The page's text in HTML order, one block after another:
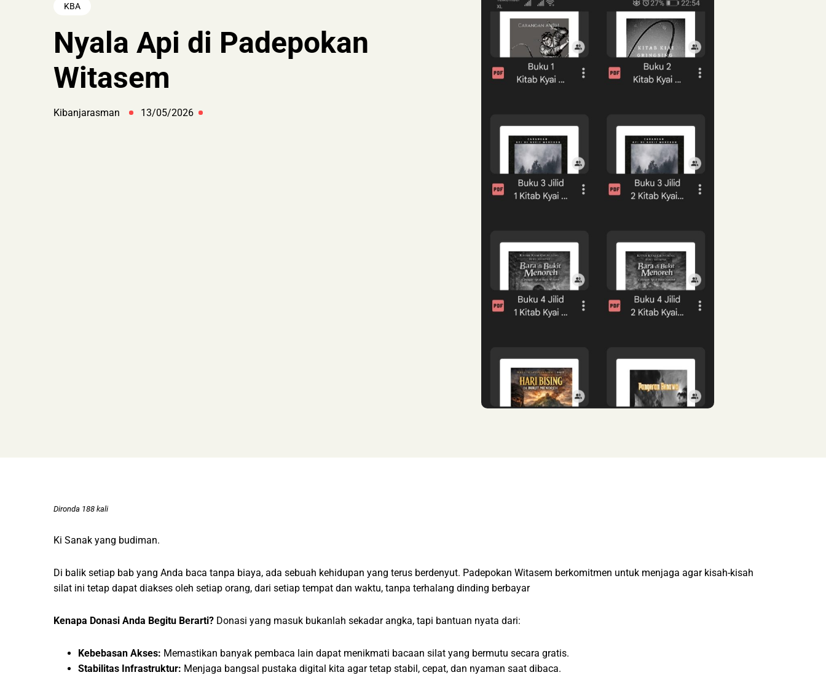
KBA
Nyala Api di Padepokan
Witasem
Kibanjarasman 13/05/2026
Dironda 188 kali
Ki Sanak yang budiman.
Di balik setiap bab yang Anda baca tanpa biaya, ada sebuah kehidupan yang terus berdenyut. Padepokan Witasem berkomitmen untuk menjaga agar kisah-kisah
silat ini tetap dapat diakses oleh setiap orang, dari setiap tempat dan waktu, tanpa terhalang dinding berbayar
Kenapa Donasi Anda Begitu Berarti? Donasi yang masuk bukanlah sekadar angka, tapi bantuan nyata dari:
Kebebasan Akses: Memastikan banyak pembaca lain dapat menikmati bacaan silat yang bermutu secara gratis.
Stabilitas Infrastruktur: Menjaga bangsal pustaka digital kita agar tetap stabil, cepat, dan nyaman saat dibaca.